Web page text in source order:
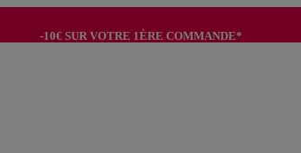
-10€ SUR VOTRE 1ÈRE COMMANDE*